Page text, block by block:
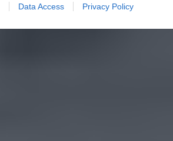
Data Access Privacy Policy